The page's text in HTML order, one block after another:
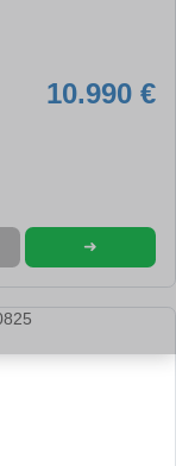
10.990 €
➜